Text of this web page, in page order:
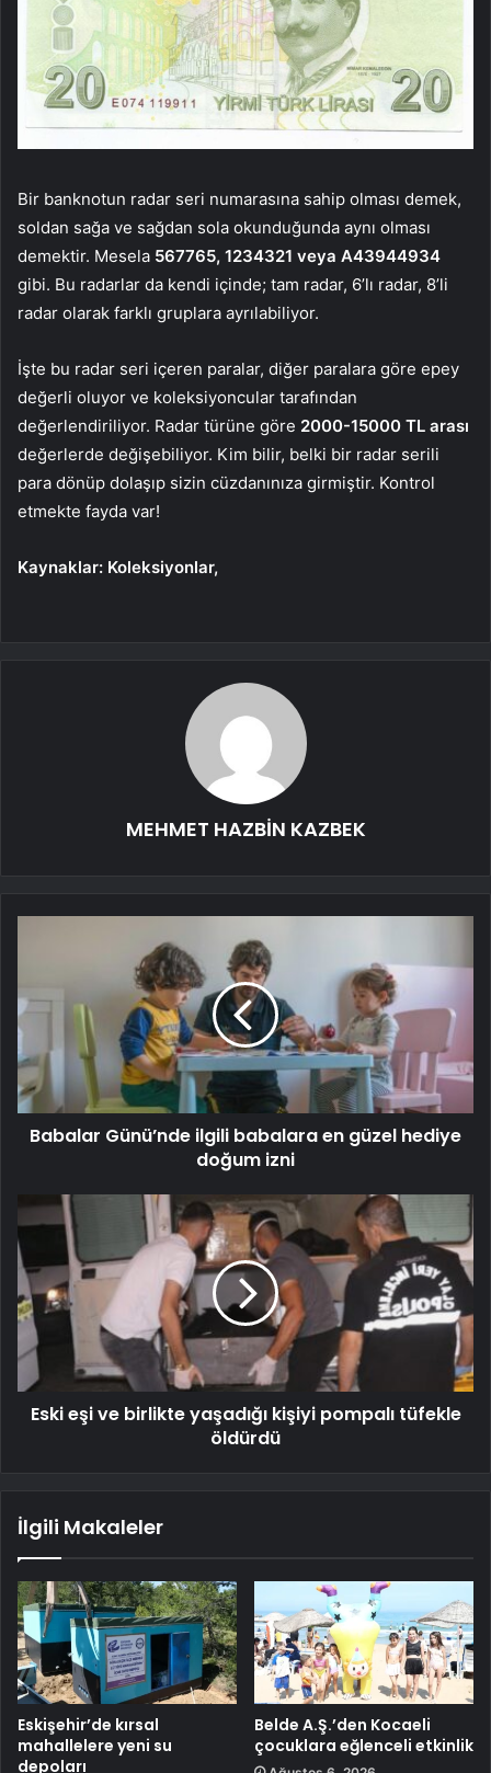
Bir banknotun radar seri numarasına sahip olması demek,
soldan sağa ve sağdan sola okunduğunda aynı olması
demektir. Mesela 567765, 1234321 veya A43944934
gibi. Bu radarlar da kendi içinde; tam radar, 6’lı radar, 8’li
radar olarak farklı gruplara ayrılabiliyor.
İşte bu radar seri içeren paralar, diğer paralara göre epey
değerli oluyor ve koleksiyoncular tarafından
değerlendiriliyor. Radar türüne göre 2000-15000 TL arası
değerlerde değişebiliyor. Kim bilir, belki bir radar serili
para dönüp dolaşıp sizin cüzdanınıza girmiştir. Kontrol
etmekte fayda var!
Kaynaklar: Koleksiyonlar,
MEHMET HAZBİN KAZBEK
Babalar Günü’nde ilgili babalara en güzel hediye
doğum izni
Eski eşi ve birlikte yaşadığı kişiyi pompalı tüfekle
öldürdü
İlgili Makaleler
Eskişehir’de kırsal
mahallelere yeni su
depoları
Belde A.Ş.’den Kocaeli
çocuklara eğlenceli etkinlik